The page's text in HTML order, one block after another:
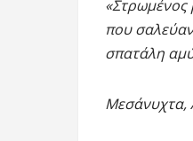
που
σπατάλη
Μεσάνυχτα,